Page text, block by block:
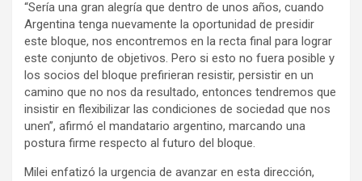
“Sería una gran alegría que dentro de unos años, cuando
Argentina tenga nuevamente la oportunidad de presidir
este bloque, nos encontremos en la recta final para lograr
este conjunto de objetivos. Pero si esto no fuera posible y
los socios del bloque prefirieran resistir, persistir en un
camino que no nos da resultado, entonces tendremos que
insistir en flexibilizar las condiciones de sociedad que nos
unen”, afirmó el mandatario argentino, marcando una
postura firme respecto al futuro del bloque.
Milei enfatizó la urgencia de avanzar en esta dirección,